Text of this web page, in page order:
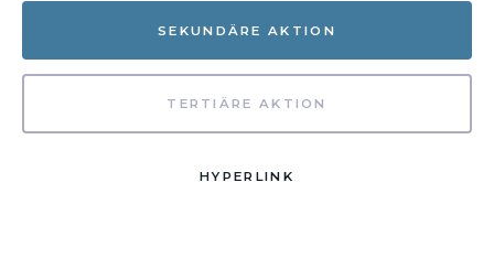
SEKUNDÄRE AKTION
TERTIÄRE AKTION
HYPERLINK